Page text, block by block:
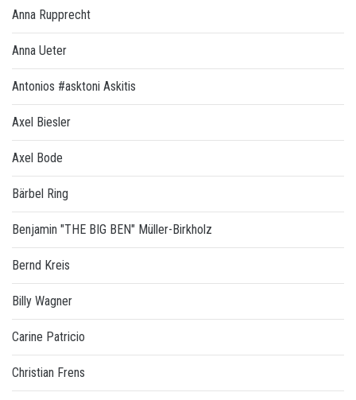
Anna Rupprecht
Anna Ueter
Antonios #asktoni Askitis
Axel Biesler
Axel Bode
Bärbel Ring
Benjamin "THE BIG BEN" Müller-Birkholz
Bernd Kreis
Billy Wagner
Carine Patricio
Christian Frens